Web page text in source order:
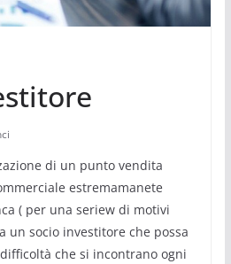
di un punto vendita
estremamanete
( per una seriew di motivi
un socio investitore che possa
che si incontrano ogni